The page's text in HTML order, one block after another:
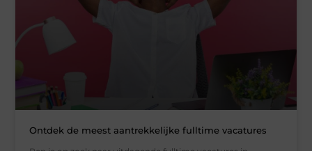
Ontdek de meest aantrekkelijke fulltime vacatures